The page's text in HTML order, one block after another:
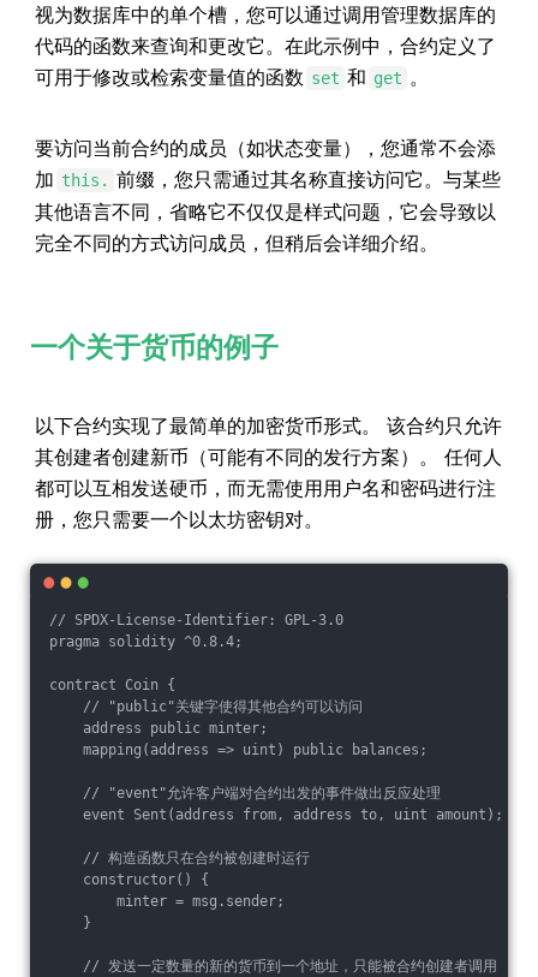
视为数据库中的单个槽，您可以通过调用管理数据库的
代码的函数来查询和更改它。在此示例中，合约定义了
可用于修改或检索变量值的函数 set 和 get 。
要访问当前合约的成员（如状态变量），您通常不会添
加 this. 前缀，您只需通过其名称直接访问它。与某些
其他语言不同，省略它不仅仅是样式问题，它会导致以
完全不同的方式访问成员，但稍后会详细介绍。
一个关于货币的例子
以下合约实现了最简单的加密货币形式。 该合约只允许
其创建者创建新币（可能有不同的发行方案）。 任何人
都可以互相发送硬币，而无需使用用户名和密码进行注
册，您只需要一个以太坊密钥对。
// SPDX-License-Identifier: GPL-3.0
pragma solidity ^0.8.4;
contract Coin {
    // "public"关键字使得其他合约可以访问
    address public minter;
    mapping(address => uint) public balances;
    // "event"允许客户端对合约出发的事件做出反应处理
    event Sent(address from, address to, uint amount);
    // 构造函数只在合约被创建时运行
    constructor() {
        minter = msg.sender;
    }
    // 发送一定数量的新的货币到一个地址，只能被合约创建者调用